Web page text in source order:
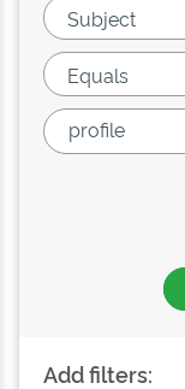
Add filters: